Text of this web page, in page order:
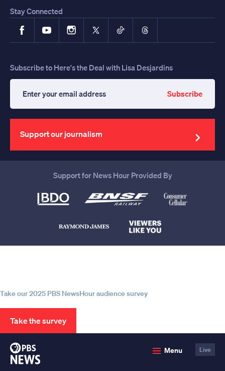
Stay Connected
FacebookYouTubeInstagram
X TikTokThreads
Subscribe to Here's the Deal with Lisa Desjardins
your
email
address
Subscribe
Support our journalism
Support for News Hour Provided By
Take our 2025 PBS NewsHour audience survey
Take the survey
Menu Live